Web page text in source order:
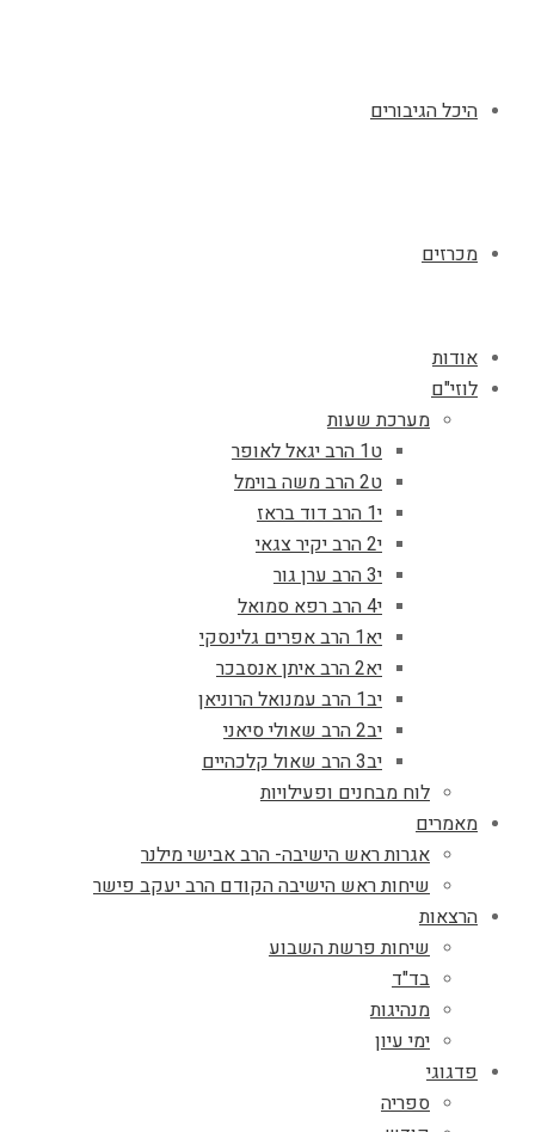
היכל הגיבורים
מכרזים
אודות
לוזי"ם
מערכת שעות
ט1 הרב יגאל לאופר
ט2 הרב משה בוימל
י1 הרב דוד בראז
י2 הרב יקיר צגאי
י3 הרב ערן גור
י4 הרב רפא סמואל
יא1 הרב אפרים גלינסקי
יא2 הרב איתן אנסבכר
יב1 הרב עמנואל הרוניאן
יב2 הרב שאולי סיאני
יב3 הרב שאול קלכהיים
לוח מבחנים ופעילויות
מאמרים
אגרות ראש הישיבה- הרב אבישי מילנר
שיחות ראש הישיבה הקודם הרב יעקב פישר
הרצאות
שיחות פרשת השבוע
בד"ד
מנהיגות
ימי עיון
פדגוגי
ספריה